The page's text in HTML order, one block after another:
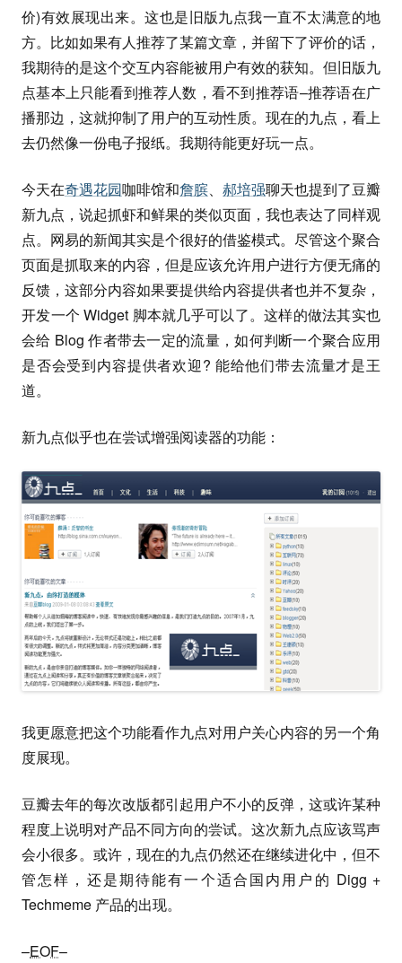
价)有效展现出来。这也是旧版九点我一直不太满意的地
方。比如如果有人推荐了某篇文章，并留下了评价的话，
我期待的是这个交互内容能被用户有效的获知。但旧版九
点基本上只能看到推荐人数，看不到推荐语–推荐语在广
播那边，这就抑制了用户的互动性质。现在的九点，看上
去仍然像一份电子报纸。我期待能更好玩一点。
今天在奇遇花园咖啡馆和詹膑、 郝培强聊天也提到了豆瓣
新九点，说起抓虾和鲜果的类似页面，我也表达了同样观
点。网易的新闻其实是个很好的借鉴模式。尽管这个聚合
页面是抓取来的内容，但是应该允许用户进行方便无痛的
反馈，这部分内容如果要提供给内容提供者也并不复杂，
开发一个 Widget 脚本就几乎可以了。这样的做法其实也
会给 Blog 作者带去一定的流量，如何判断一个聚合应用
是否会受到内容提供者欢迎? 能给他们带去流量才是王
道。
新九点似乎也在尝试增强阅读器的功能：
我更愿意把这个功能看作九点对用户关心内容的另一个角
度展现。
豆瓣去年的每次改版都引起用户不小的反弹，这或许某种
程度上说明对产品不同方向的尝试。这次新九点应该骂声
会小很多。或许，现在的九点仍然还在继续进化中，但不
管怎样，还是期待能有一个适合国内用户的 Digg +
Techmeme 产品的出现。
–EOF–